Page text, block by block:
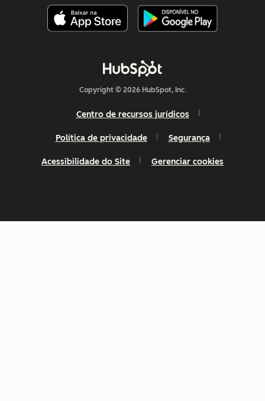
Copyright © 2026 HubSpot, Inc.
Centro de recursos jurídicos
Política de privacidade Segurança
Acessibilidade do Site Gerenciar cookies